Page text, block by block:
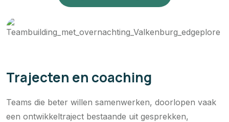
Trajecten en coaching
Teams die beter willen samenwerken, doorlopen vaak
een ontwikkeltraject bestaande uit gesprekken,